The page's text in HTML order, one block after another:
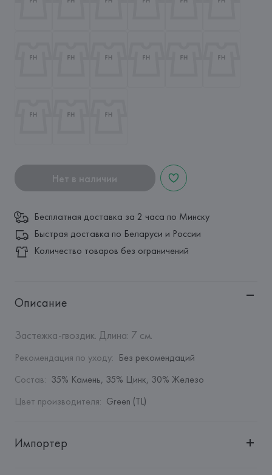
Нет в наличии
Бесплатная доставка за 2 часа по Минску
Быстрая доставка по Беларуси и России
Количество товаров без ограничений
Описание
Застежка-гвоздик. Длина: 7 см.
Рекомендация по уходу: Без рекомендаций
Состав: 35% Камень, 35% Цинк, 30% Железо
Цвет производителя: Green (TL)
Импортер